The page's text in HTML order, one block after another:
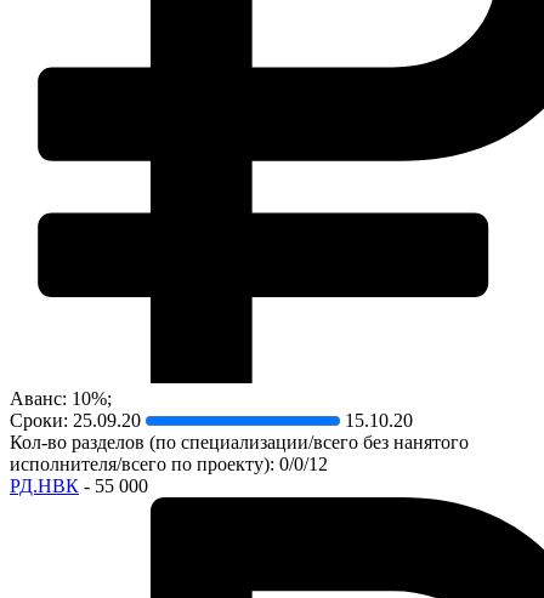
Аванс: 10%;
Сроки: 25.09.20
15.10.20
Кол-во разделов (по специализации/всего без нанятого
исполнителя/всего по проекту): 0/0/12
РД.НВК - 55 000